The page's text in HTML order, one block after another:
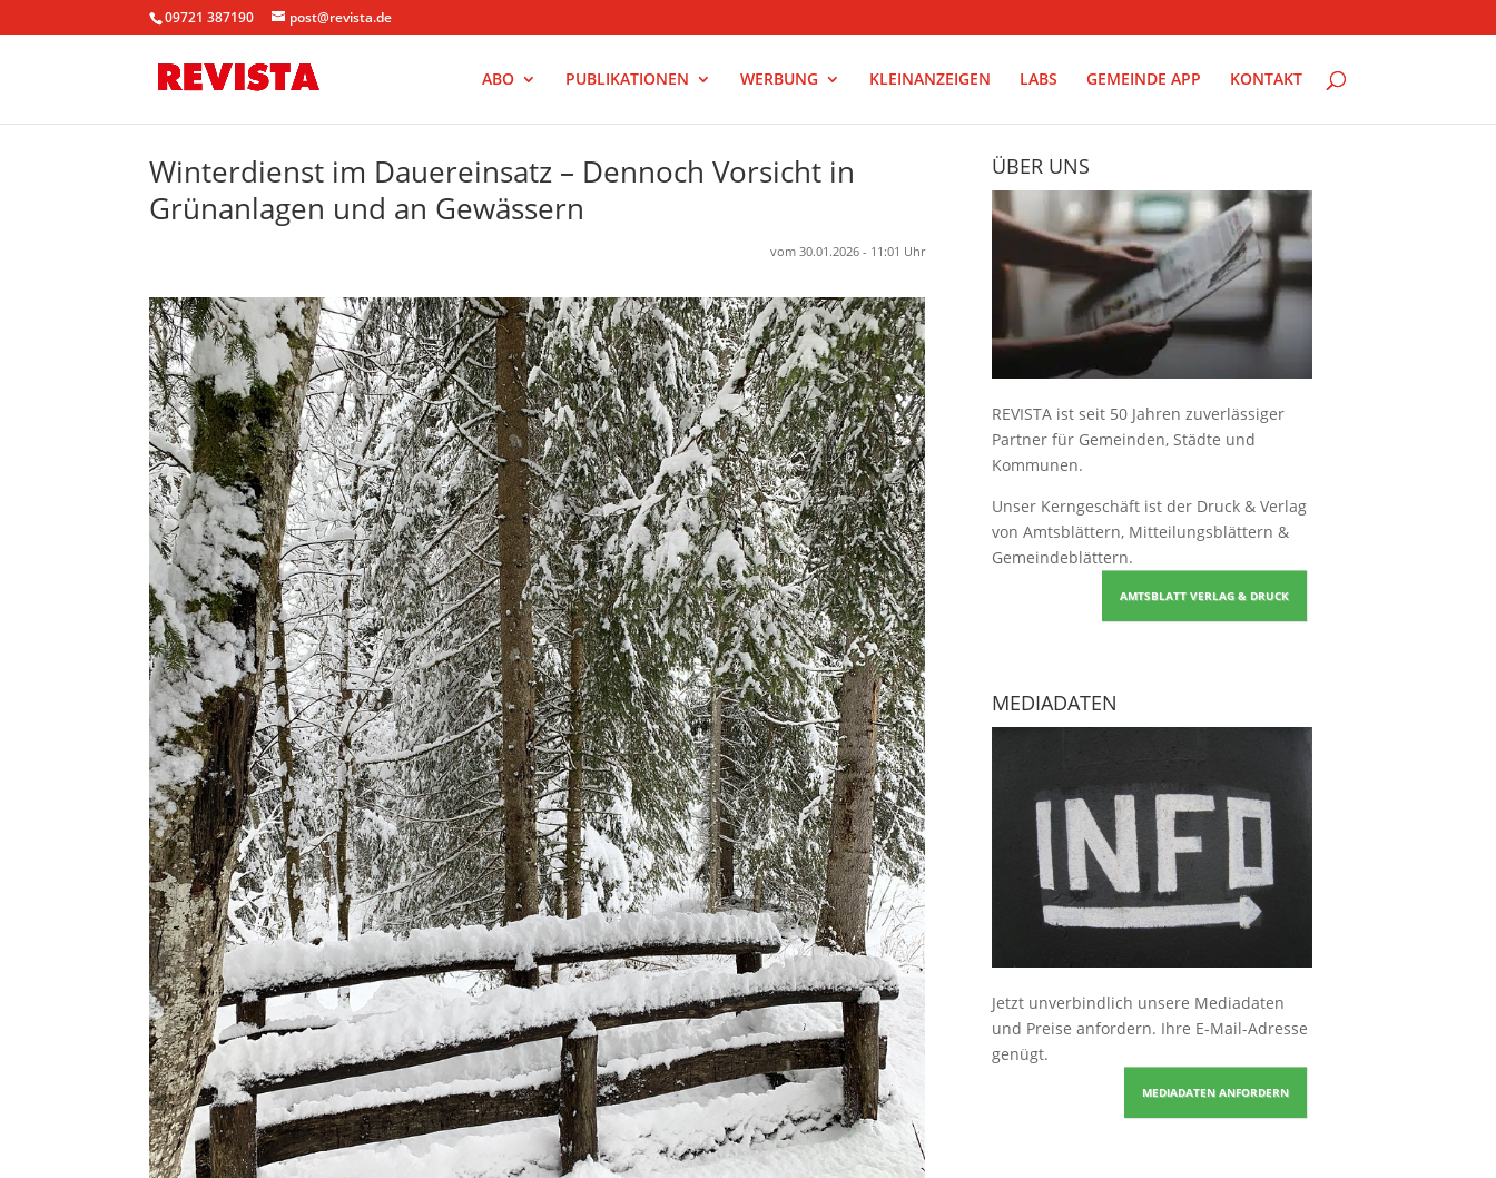
09721 387190 post@revista.de
ABO PUBLIKATIONEN WERBUNG KLEINANZEIGEN LABS GEMEINDE APP KONTAKT
Winterdienst im Dauereinsatz – Dennoch Vorsicht in
Grünanlagen und an Gewässern
vom 30.01.2026 - 11:01 Uhr
ÜBER UNS
REVISTA ist seit 50 Jahren zuverlässiger
Partner für Gemeinden, Städte und
Kommunen.
Unser Kerngeschäft ist der Druck & Verlag
von Amtsblättern, Mitteilungsblättern &
Gemeindeblättern.
AMTSBLATT VERLAG & DRUCK
MEDIADATEN
Jetzt unverbindlich unsere Mediadaten
und Preise anfordern. Ihre E-Mail-Adresse
genügt.
MEDIADATEN ANFORDERN